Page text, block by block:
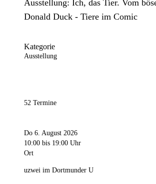
Ausstellung: Ich, das Tier. Vom
Donald Duck - Tiere im Comic
Kategorie
Ausstellung
52 Termine
Do 6. August 2026
10:00 bis 19:00 Uhr
Ort
uzwei im Dortmunder U